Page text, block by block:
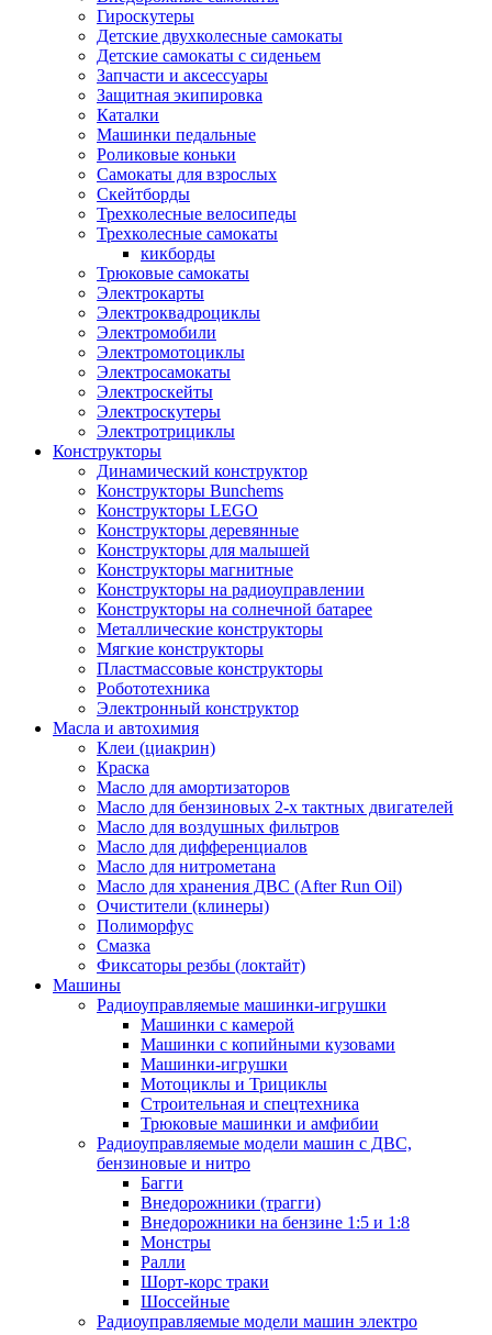
Гироскутеры
Детские двухколесные самокаты
Детские самокаты с сиденьем
Запчасти и аксессуары
Защитная экипировка
Каталки
Машинки педальные
Роликовые коньки
Самокаты для взрослых
Скейтборды
Трехколесные велосипеды
Трехколесные самокаты
кикборды
Трюковые самокаты
Электрокарты
Электроквадроциклы
Электромобили
Электромотоциклы
Электросамокаты
Электроскейты
Электроскутеры
Электротрициклы
Конструкторы
Динамический конструктор
Конструкторы Bunchems
Конструкторы LEGO
Конструкторы деревянные
Конструкторы для малышей
Конструкторы магнитные
Конструкторы на радиоуправлении
Конструкторы на солнечной батарее
Металлические конструкторы
Мягкие конструкторы
Пластмассовые конструкторы
Робототехника
Электронный конструктор
Масла и автохимия
Клеи (циакрин)
Краска
Масло для амортизаторов
Масло для бензиновых 2-х тактных двигателей
Масло для воздушных фильтров
Масло для дифференциалов
Масло для нитрометана
Масло для хранения ДВС (After Run Oil)
Очистители (клинеры)
Полиморфус
Смазка
Фиксаторы резбы (локтайт)
Машины
Радиоуправляемые машинки-игрушки
Машинки с камерой
Машинки с копийными кузовами
Машинки-игрушки
Мотоциклы и Трициклы
Строительная и спецтехника
Трюковые машинки и амфибии
Радиоуправляемые модели машин с ДВС,
бензиновые и нитро
Багги
Внедорожники (трагги)
Внедорожники на бензине 1:5 и 1:8
Монстры
Ралли
Шорт-корс траки
Шоссейные
Радиоуправляемые модели машин электро